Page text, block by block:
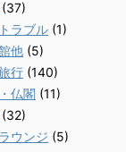
(37)
ラブル (1)
他 (5)
行 (140)
仏閣 (11)
(32)
ウンジ (5)